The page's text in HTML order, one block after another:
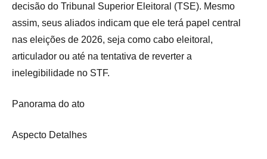
decisão do Tribunal Superior Eleitoral (TSE). Mesmo
assim, seus aliados indicam que ele terá papel central
nas eleições de 2026, seja como cabo eleitoral,
articulador ou até na tentativa de reverter a
inelegibilidade no STF.
Panorama do ato
Aspecto Detalhes